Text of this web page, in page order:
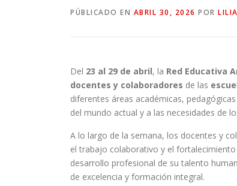
PÚBLICADO EN ABRIL 30, 2026 POR
Del 23 al 29 de abril, la Red Educativa
docentes y colaboradores de las
diferentes áreas académicas,
del mundo actual y a las necesidades de
A lo largo de la semana, los docentes y
el trabajo colaborativo y el
desarrollo profesional de su talento
de excelencia y formación integral.